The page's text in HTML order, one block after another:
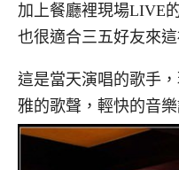
加上餐廳裡現場LIVE
也很適合三五好友來
這是當天演唱的歌手
雅的歌聲，輕快的音